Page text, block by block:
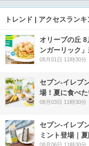
トレンド | アクセスランキ
オリーブの丘
ンガーリック
08月01日 11時30分
セブン‐イレブ
場！夏に食べ
08月03日 11時30分
セブン‐イレブ
ミント登場｜
08月06日 11時30分